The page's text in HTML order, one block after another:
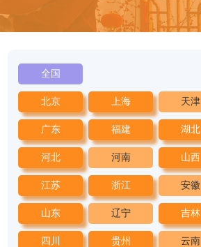
全国
北京 上海 天津
广东 福建 湖北
河北 河南 山西
江苏 浙江 安徽
山东 辽宁 吉林
四川 贵州 云南